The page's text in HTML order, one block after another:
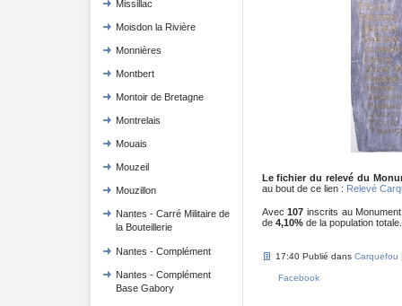
Missillac
Moisdon la Rivière
Monnières
Montbert
Montoir de Bretagne
Montrelais
Mouais
Mouzeil
Mouzillon
Nantes - Carré Militaire de
la Bouteillerie
Nantes - Complément
Nantes - Complément
Base Gabory
Le fichier du relevé du
au bout de ce lien : Relevé
Avec107 inscrits au
de 4,10%de la population totale.
17:40 Publié dans Carquefou
Facebook